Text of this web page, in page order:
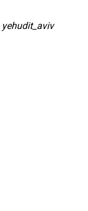
yehudit_aviv